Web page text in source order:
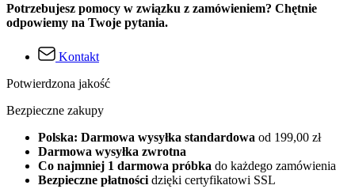
Potrzebujesz pomocy w związku z zamówieniem? Chętnie
odpowiemy na Twoje pytania.
Kontakt
Potwierdzona jakość
Bezpieczne zakupy
Polska: Darmowa wysyłka standardowa od 199,00 zł
Darmowa wysyłka zwrotna
Co najmniej 1 darmowa próbka do każdego zamówienia
Bezpieczne płatności dzięki certyfikatowi SSL